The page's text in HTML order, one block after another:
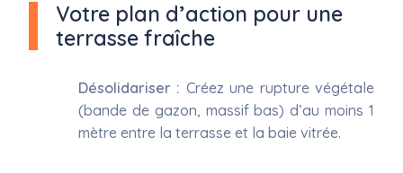
Votre plan d’action pour une
terrasse fraîche
Désolidariser : Créez une rupture végétale
(bande de gazon, massif bas) d’au moins 1
mètre entre la terrasse et la baie vitrée.